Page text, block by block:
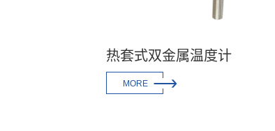
热套式双金属温度计
MORE 